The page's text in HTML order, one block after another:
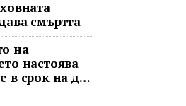
смъртта
на
настоява
в срок на два